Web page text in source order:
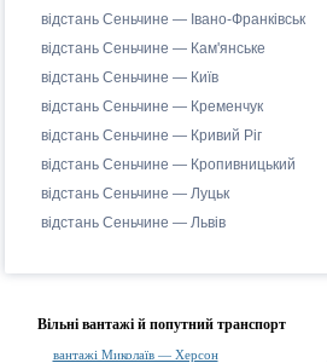
відстань Сеньчине — Івано-Франківськ
відстань Сеньчине — Кам'янське
відстань Сеньчине — Київ
відстань Сеньчине — Кременчук
відстань Сеньчине — Кривий Ріг
відстань Сеньчине — Кропивницький
відстань Сеньчине — Луцьк
відстань Сеньчине — Львів
Вільні вантажі й попутний транспорт
вантажі Миколаїв — Херсон